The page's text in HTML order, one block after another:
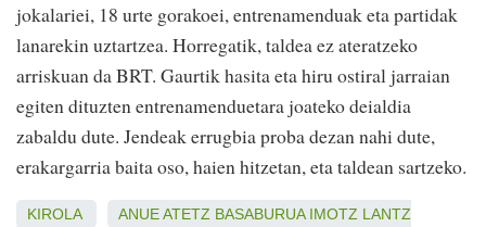
jokalariei, 18 urte gorakoei, entrenamenduak eta partidak
lanarekin uztartzea. Horregatik, taldea ez ateratzeko
arriskuan da BRT. Gaurtik hasita eta hiru ostiral jarraian
egiten dituzten entrenamenduetara joateko deialdia
zabaldu dute. Jendeak errugbia proba dezan nahi dute,
erakargarria baita oso, haien hitzetan, eta taldean sartzeko.
KIROLA ANUEATETZ BASABURUA IMOTZ LANTZ